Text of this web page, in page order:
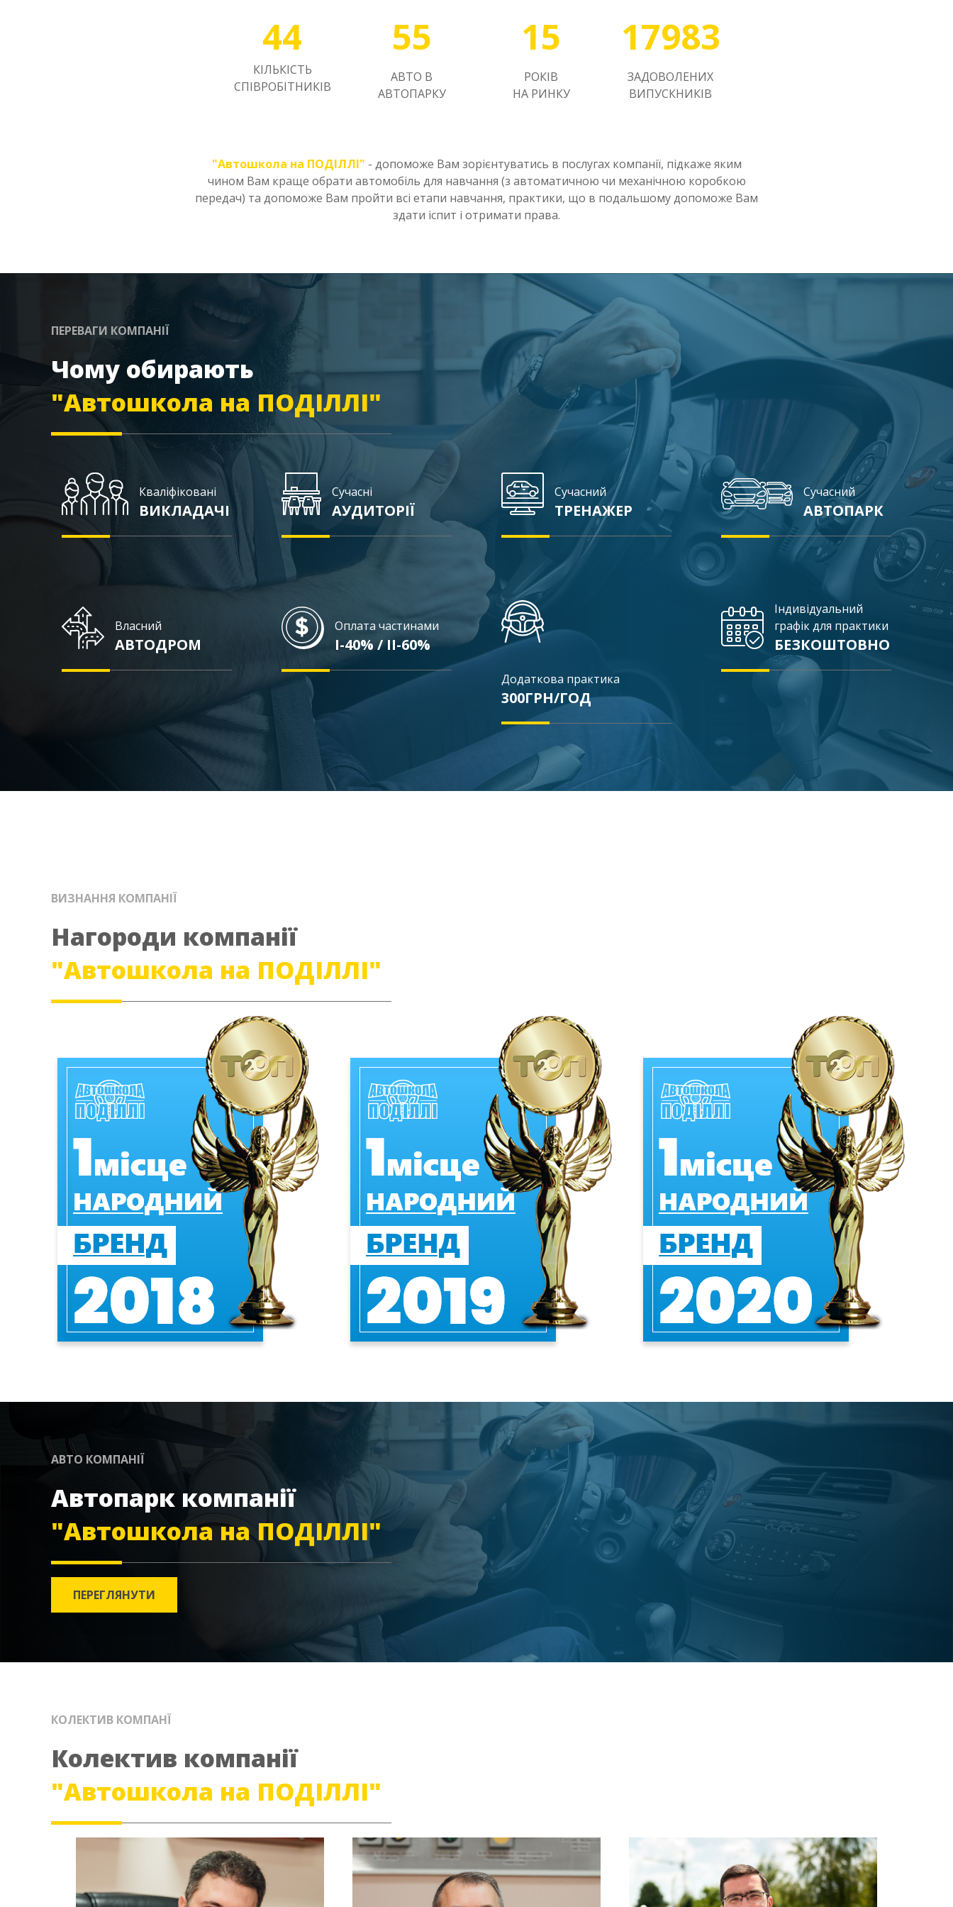
44
КІЛЬКІСТЬ
СПІВРОБІТНИКІВ
55
АВТО В
АВТОПАРКУ
15
РОКІВ
НА РИНКУ
17983
ЗАДОВОЛЕНИХ
ВИПУСКНИКІВ
"Автошкола на ПОДІЛЛІ" - допоможе Вам зорієнтуватись в послугах компанії, підкаже яким
чином Вам краще обрати автомобіль для навчання (з автоматичною чи механічною коробкою
передач) та допоможе Вам пройти всі етапи навчання, практики, що в подальшому допоможе Вам
здати іспит і отримати права.
ПЕРЕВАГИ КОМПАНІЇ
Чому обирають
"Автошкола на ПОДІЛЛІ"
Кваліфіковані
ВИКЛАДАЧІ
Сучасні
АУДИТОРІЇ
Сучасний
ТРЕНАЖЕР
Сучасний
АВТОПАРК
Власний
АВТОДРОМ
Оплата частинами
І-40% / ІІ-60%
Додаткова практика
300ГРН/ГОД
Індивідуальний
графік для практики
БЕЗКОШТОВНО
ВИЗНАННЯ КОМПАНІЇ
Нагороди компанії
"Автошкола на ПОДІЛЛІ"
АВТО КОМПАНІЇ
Автопарк компанії
"Автошкола на ПОДІЛЛІ"
ПЕРЕГЛЯНУТИ
КОЛЕКТИВ КОМПАНЇ
Колектив компанії
"Автошкола на ПОДІЛЛІ"